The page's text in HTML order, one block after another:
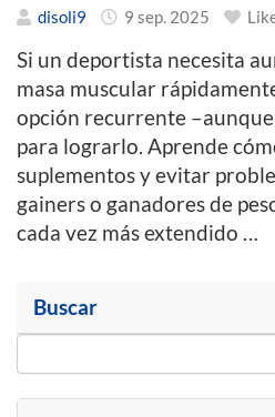
disoli9 9 sep. 2025
Si un deportista necesita
masa muscular
opción recurrente
para lograrlo. Aprende
suplementos y evitar
gainers o ganadores de
cada vez más extendido …
Buscar